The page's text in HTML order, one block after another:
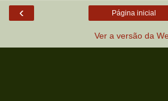
‹ Página inicial
Ver a versão da